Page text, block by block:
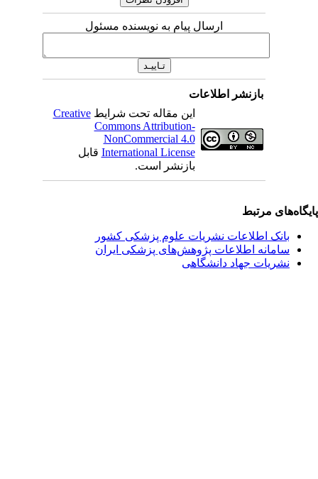
ارسال پیام به نویسنده مسئول
بازنشر اطلاعات
این مقاله تحت شرایطCreative
Commons Attribution-
NonCommercial 4.0
International Licenseقابل
بازنشر است.
مرتبط
بانک اطلاعات نشریات علوم پزشکی کشور
سامانه اطلاعات پژوهش‌های پزشکی ایران
نشریات جهاد دانشگاهی